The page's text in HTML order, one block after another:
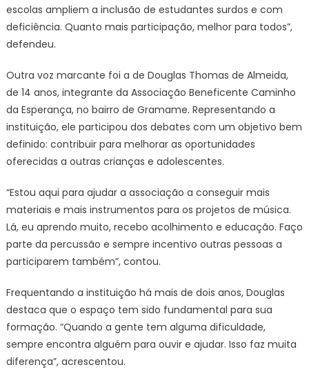
escolas ampliem a inclusão de estudantes surdos e com
deficiência. Quanto mais participação, melhor para todos”,
defendeu.
Outra voz marcante foi a de Douglas Thomas de Almeida,
de 14 anos, integrante da Associação Beneficente Caminho
da Esperança, no bairro de Gramame. Representando a
instituição, ele participou dos debates com um objetivo bem
definido: contribuir para melhorar as oportunidades
oferecidas a outras crianças e adolescentes.
“Estou aqui para ajudar a associação a conseguir mais
materiais e mais instrumentos para os projetos de música.
Lá, eu aprendo muito, recebo acolhimento e educação. Faço
parte da percussão e sempre incentivo outras pessoas a
participarem também”, contou.
Frequentando a instituição há mais de dois anos, Douglas
destaca que o espaço tem sido fundamental para sua
formação. “Quando a gente tem alguma dificuldade,
sempre encontra alguém para ouvir e ajudar. Isso faz muita
diferença”, acrescentou.